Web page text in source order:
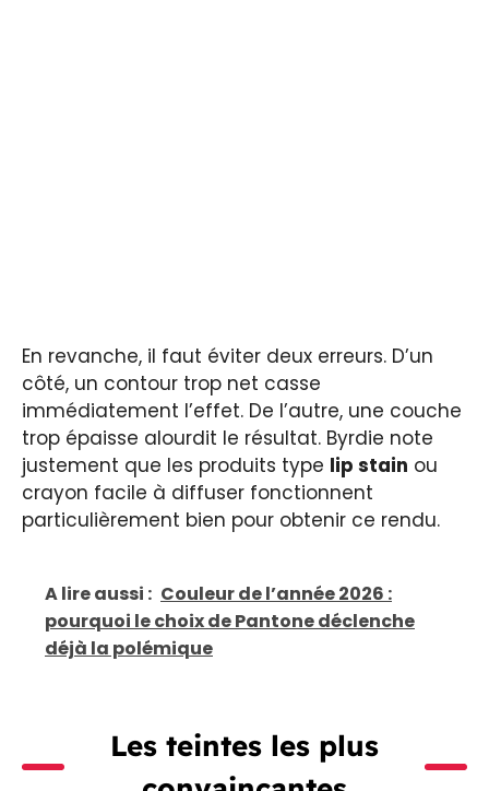
En revanche, il faut éviter deux erreurs. D’un
côté, un contour trop net casse
immédiatement l’effet. De l’autre, une couche
trop épaisse alourdit le résultat. Byrdie note
justement que les produits type lip stain ou
crayon facile à diffuser fonctionnent
particulièrement bien pour obtenir ce rendu.
A lire aussi : Couleur de l’année 2026 :
pourquoi le choix de Pantone déclenche
déjà la polémique
Les teintes les plus